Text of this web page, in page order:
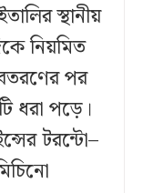
স্থানীয়
নিয়মিত
পর
ধরা পড়ে।
টরন্টো–